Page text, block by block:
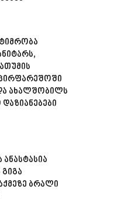
ახალშობილს
ანასტასია
ბრალი